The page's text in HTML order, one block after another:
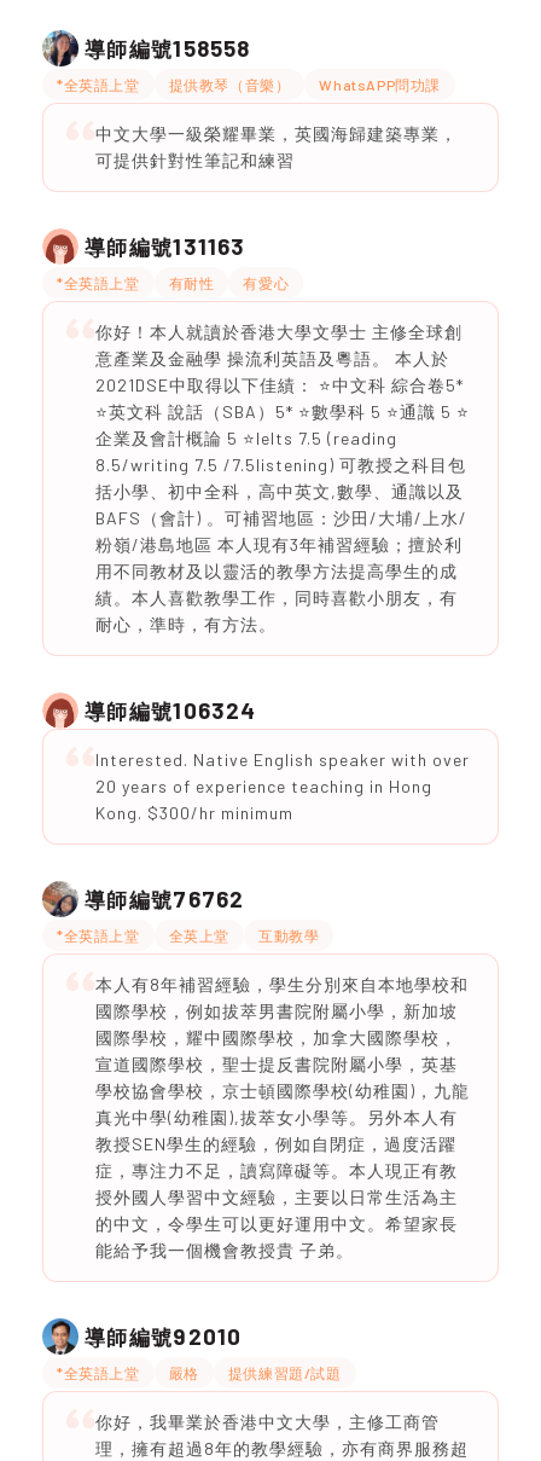
導師編號158558
*全英語上堂 提供教琴（音樂） WhatsAPP問功課
中文大學一級榮耀畢業，英國海歸建築專業，
可提供針對性筆記和練習
導師編號131163
*全英語上堂 有耐性 有愛心
你好！本人就讀於香港大學文學士 主修全球創
意產業及金融學 操流利英語及粵語。 本人於
2021DSE中取得以下佳績： ⭐️中文科 綜合卷5*
⭐️英文科 說話（SBA）5* ⭐️數學科 5 ⭐️通識 5 ⭐️
企業及會計概論 5 ⭐️Ielts 7.5 (reading
8.5/writing 7.5 /7.5listening) 可教授之科目包
括小學、初中全科，高中英文,數學、通識以及
BAFS（會計) 。可補習地區：沙田/大埔/上水/
粉嶺/港島地區 本人現有3年補習經驗；擅於利
用不同教材及以靈活的教學方法提高學生的成
績。本人喜歡教學工作，同時喜歡小朋友，有
耐心，準時，有方法。
導師編號106324
Interested. Native English speaker with over
20 years of experience teaching in Hong
Kong. $300/hr minimum
導師編號76762
*全英語上堂 全英上堂 互動教學
本人有8年補習經驗，學生分別來自本地學校和
國際學校，例如拔萃男書院附屬小學，新加坡
國際學校，耀中國際學校，加拿大國際學校，
宣道國際學校，聖士提反書院附屬小學，英基
學校協會學校，京士頓國際學校(幼稚園)，九龍
真光中學(幼稚園),拔萃女小學等。另外本人有
教授SEN學生的經驗，例如自閉症，過度活躍
症，專注力不足，讀寫障礙等。本人現正有教
授外國人學習中文經驗，主要以日常生活為主
的中文，令學生可以更好運用中文。希望家長
能給予我一個機會教授貴 子弟。
導師編號92010
*全英語上堂 嚴格 提供練習題/試題
你好，我畢業於香港中文大學，主修工商管
理，擁有超過8年的教學經驗，亦有商界服務超